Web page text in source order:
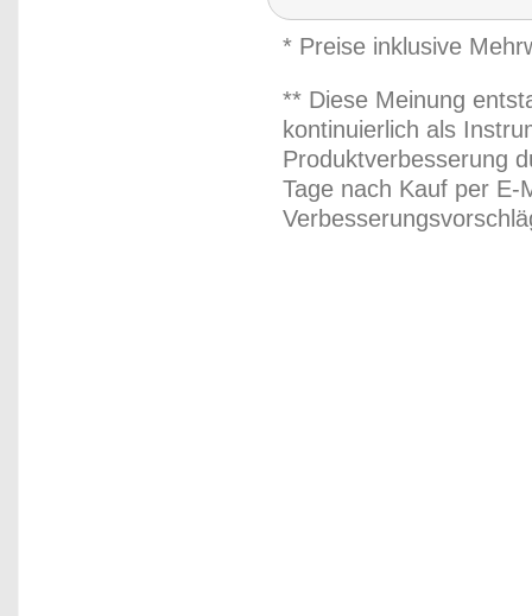
* Preise inklusive
** Diese Meinung
kontinuierlich als
Produktverbesserung
Tage nach Kauf per E-